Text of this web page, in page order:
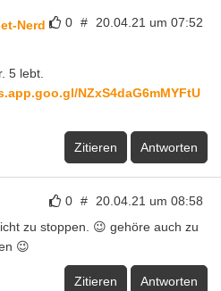
0 # 20.04.21 um 07:52
Nerd
5 lebt.
NZxS4daG6mMYFtU
Zitieren Antworten
0 # 20.04.21 um 08:58
zu stoppen. 😉 gehöre auch zu
😉
Zitieren Antworten